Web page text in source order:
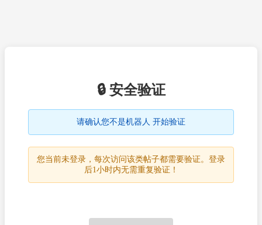
🔒 安全验证
请确认您不是机器人 开始验证
您当前未登录，每次访问该类帖子都需要验证。登录
后1小时内无需重复验证！